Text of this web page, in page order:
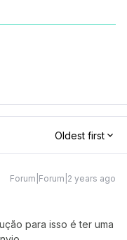
Oldest first
Forum|Forum|2 years ago
para isso é ter uma